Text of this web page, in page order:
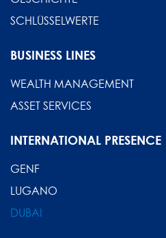
SCHLÜSSELWERTE
BUSINESS LINES
WEALTH MANAGEMENT
ASSET SERVICES
INTERNATIONAL PRESENCE
GENF
LUGANO
DUBAI